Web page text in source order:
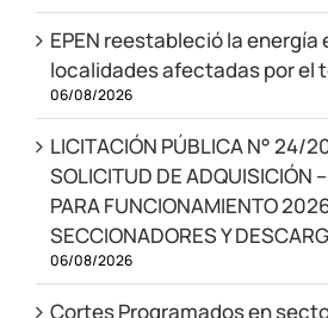
EPEN reestableció la energía
localidades afectadas por el
06/08/2026
LICITACIÓN PÚBLICA N° 24/
SOLICITUD DE ADQUISICIÓN
PARA FUNCIONAMIENTO
SECCIONADORES Y
06/08/2026
Cortes Programados en